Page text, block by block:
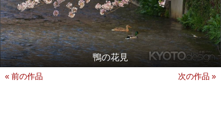
鴨の花見
« 前の作品 次の作品 »